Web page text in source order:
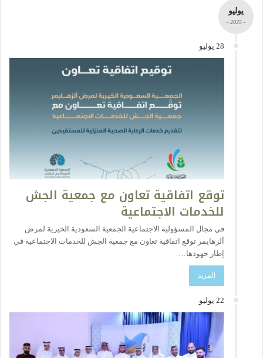
يوليو
- 2025 -
28 يوليو
توقع اتفاقية تعاون مع جمعية الجش
للخدمات الاجتماعية
في مجال المسؤولية الاجتماعية الجمعية السعودية الخيرية لمرض
ألزهايمر توقع اتفاقية تعاون مع جمعية الجش للخدمات الاجتماعية في
إطار جهودها…
المزيد
22 يوليو